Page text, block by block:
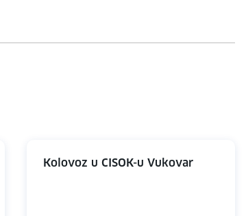
Kolovoz u CISOK-u Vukovar